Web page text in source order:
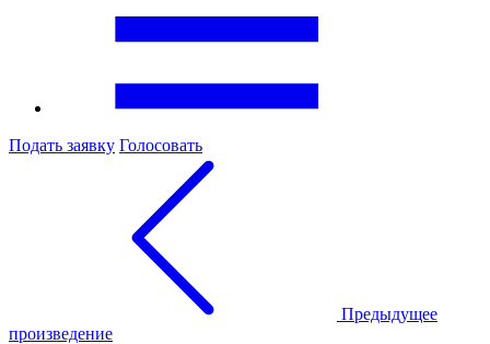
Подать заявку Голосовать
Предыдущее
произведение